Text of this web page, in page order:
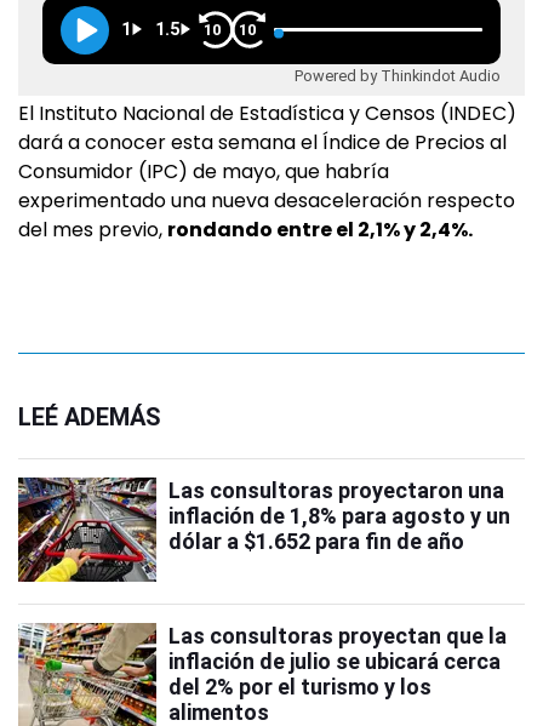
1 1.5 10 10
Powered by Thinkindot Audio
El Instituto Nacional de Estadística y Censos (INDEC)
dará a conocer esta semana el Índice de Precios al
Consumidor (IPC) de mayo, que habría
experimentado una nueva desaceleración respecto
del mes previo, rondando entre el 2,1% y 2,4%.
LEÉ ADEMÁS
Las consultoras proyectaron una
inflación de 1,8% para agosto y un
dólar a $1.652 para fin de año
Las consultoras proyectan que la
inflación de julio se ubicará cerca
del 2% por el turismo y los
alimentos